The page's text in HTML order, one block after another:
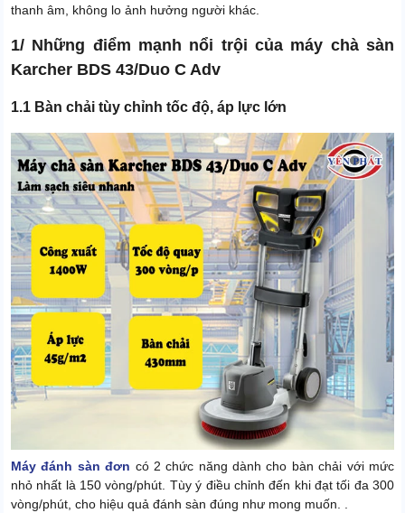
thanh âm, không lo ảnh hưởng người khác.
1/ Những điểm mạnh nổi trội của máy chà sàn
Karcher BDS 43/Duo C Adv
1.1 Bàn chải tùy chỉnh tốc độ, áp lực lớn
Máy đánh sàn đơn có 2 chức năng dành cho bàn chải với mức
nhỏ nhất là 150 vòng/phút. Tùy ý điều chỉnh đến khi đạt tối đa 300
vòng/phút, cho hiệu quả đánh sàn đúng như mong muốn. .